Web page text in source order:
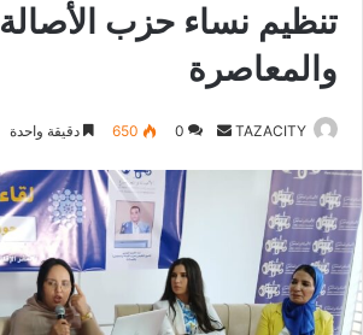
تنظيم نساء حزب الأصالة
والمعاصرة
TAZACITY
ي
0
650 دقيقة واحدة